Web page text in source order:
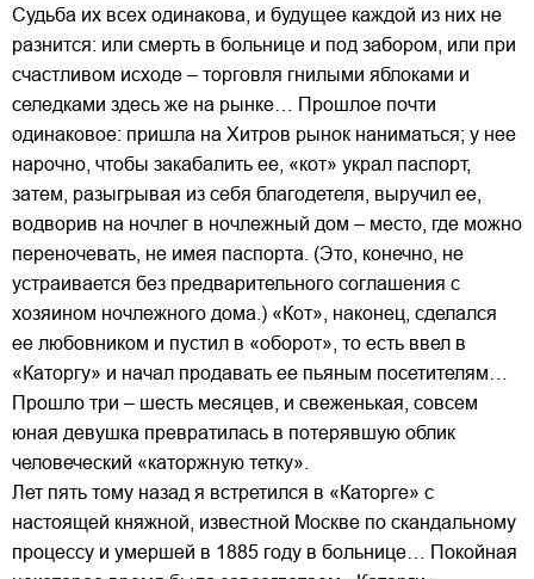
Судьба их всех одинакова, и будущее каждой из них не
разнится: или смерть в больнице и под забором, или при
счастливом исходе – торговля гнилыми яблоками и
селедками здесь же на рынке… Прошлое почти
одинаковое: пришла на Хитров рынок наниматься; у нее
нарочно, чтобы закабалить ее, «кот» украл паспорт,
затем, разыгрывая из себя благодетеля, выручил ее,
водворив на ночлег в ночлежный дом – место, где можно
переночевать, не имея паспорта. (Это, конечно, не
устраивается без предварительного соглашения с
хозяином ночлежного дома.) «Кот», наконец, сделался
ее любовником и пустил в «оборот», то есть ввел в
«Каторгу» и начал продавать ее пьяным посетителям…
Прошло три – шесть месяцев, и свеженькая, совсем
юная девушка превратилась в потерявшую облик
человеческий «каторжную тетку».
Лет пять тому назад я встретился в «Каторге» с
настоящей княжной, известной Москве по скандальному
процессу и умершей в 1885 году в больнице… Покойная